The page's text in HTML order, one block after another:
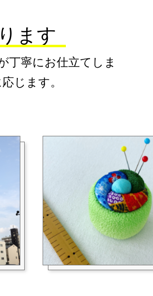
ます
丁寧にお仕立てしま
じます。